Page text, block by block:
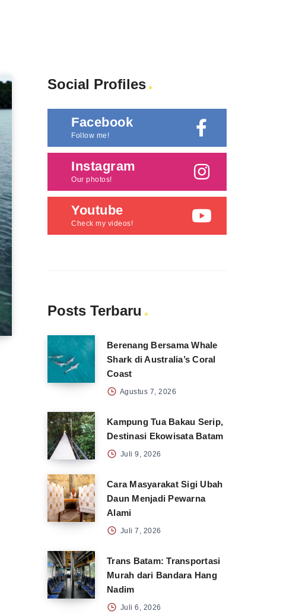
Social Profiles
Facebook
Follow me!
Instagram
Our photos!
Youtube
Check my videos!
Posts Terbaru
Berenang Bersama Whale
Shark di Australia’s Coral
Coast
Agustus 7, 2026
Kampung Tua Bakau Serip,
Destinasi Ekowisata Batam
Juli 9, 2026
Cara Masyarakat Sigi Ubah
Daun Menjadi Pewarna
Alami
Juli 7, 2026
Trans Batam: Transportasi
Murah dari Bandara Hang
Nadim
Juli 6, 2026